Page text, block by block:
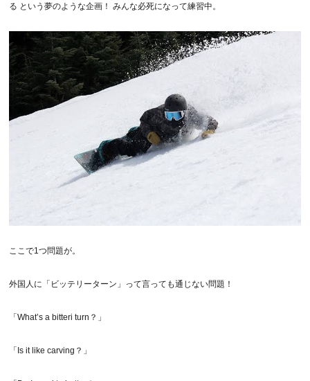
る という夢のような企画！ みんな必死になって練習中。
ここで1つ問題が。
外国人に「ビッテリーターン」って言っても通じない問題！
「What’s a bitteri turn？」
「Is it like carving？」